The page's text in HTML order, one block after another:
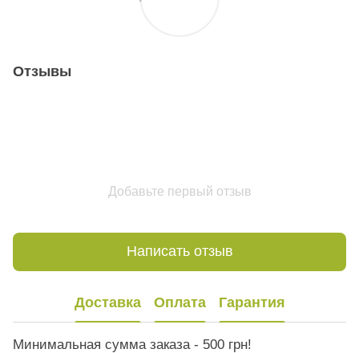
Отзывы
Добавьте первый отзыв
Написать отзыв
Доставка Оплата Гарантия
Минимальная сумма заказа - 500 грн!